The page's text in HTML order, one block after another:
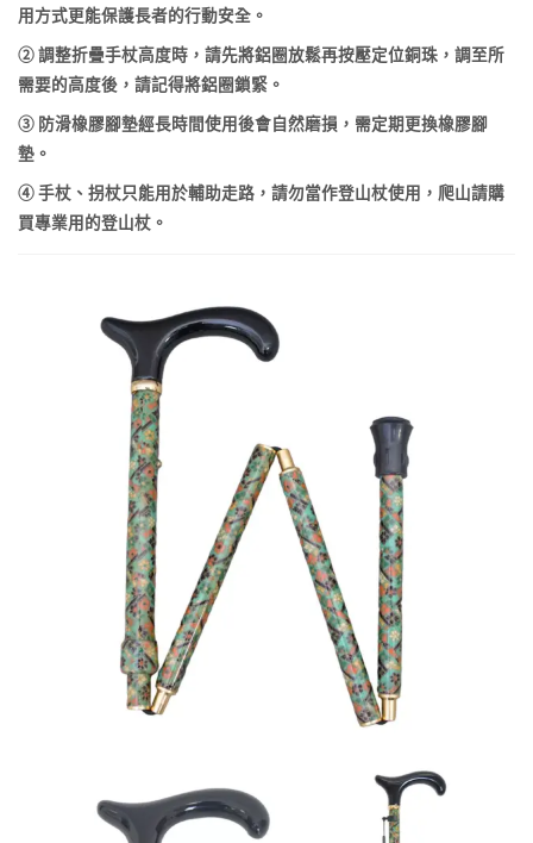
用方式更能保護長者的行動安全。
② 調整折疊手杖高度時，請先將鋁圈放鬆再按壓定位銅珠，調至所
需要的高度後，請記得將鋁圈鎖緊。
③ 防滑橡膠腳墊經長時間使用後會自然磨損，需定期更換橡膠腳
墊。
④ 手杖、拐杖只能用於輔助走路，請勿當作登山杖使用，爬山請購
買專業用的登山杖。